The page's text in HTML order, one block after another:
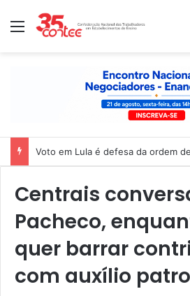
Menu
Nota de solidariedade ao povo
Centrais
Pacheco,
quer barrar
com auxílio